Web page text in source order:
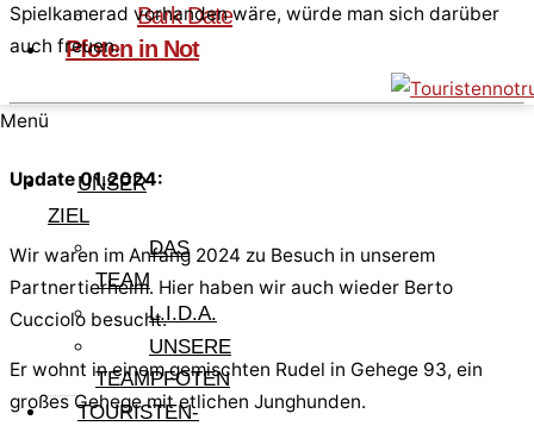
Bark Date
Pfoten in Not
Menü
UNSER
ZIEL
DAS
TEAM
L.I.D.A.
UNSERE
TEAMPFOTEN
TOURISTEN-
Spielkamerad vorhanden wäre, würde man sich darüber
auch freuen.
Update 01.2024:
Wir waren im Anfang 2024 zu Besuch in unserem
Partnertierheim. Hier haben wir auch wieder Berto
Cucciolo besucht.
Er wohnt in einem gemischten Rudel in Gehege 93, ein
großes Gehege mit etlichen Junghunden.